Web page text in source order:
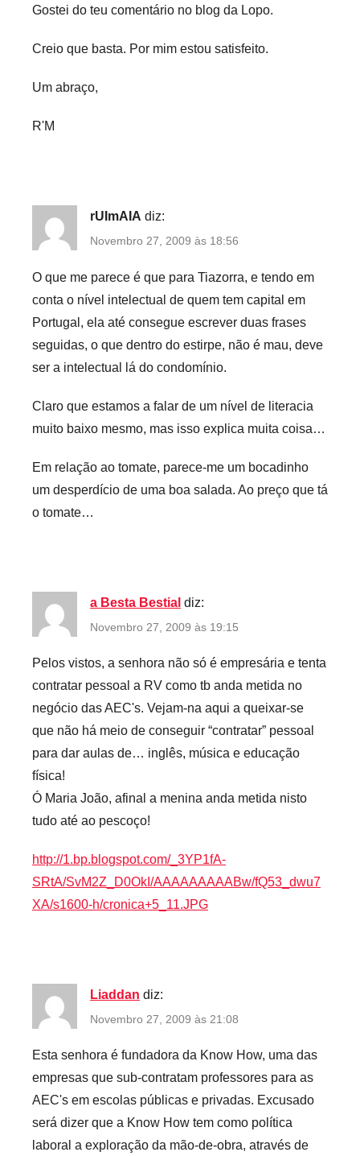
Gostei do teu comentário no blog da Lopo.
Creio que basta. Por mim estou satisfeito.
Um abraço,
R'M
rUImAIA diz:
Novembro 27, 2009 às 18:56
O que me parece é que para Tiazorra, e tendo em
conta o nível intelectual de quem tem capital em
Portugal, ela até consegue escrever duas frases
seguidas, o que dentro do estirpe, não é mau, deve
ser a intelectual lá do condomínio.
Claro que estamos a falar de um nível de literacia
muito baixo mesmo, mas isso explica muita coisa…
Em relação ao tomate, parece-me um bocadinho
um desperdício de uma boa salada. Ao preço que tá
o tomate…
a Besta Bestial diz:
Novembro 27, 2009 às 19:15
Pelos vistos, a senhora não só é empresária e tenta
contratar pessoal a RV como tb anda metida no
negócio das AEC's. Vejam-na aqui a queixar-se
que não há meio de conseguir “contratar” pessoal
para dar aulas de… inglês, música e educação
física!
Ó Maria João, afinal a menina anda metida nisto
tudo até ao pescoço!
http://1.bp.blogspot.com/_3YP1fA-
SRtA/SvM2Z_D0OkI/AAAAAAAAABw/fQ53_dwu7
XA/s1600-h/cronica+5_11.JPG
Liaddan diz:
Novembro 27, 2009 às 21:08
Esta senhora é fundadora da Know How, uma das
empresas que sub-contratam professores para as
AEC's em escolas públicas e privadas. Excusado
será dizer que a Know How tem como política
laboral a exploração da mão-de-obra, através de